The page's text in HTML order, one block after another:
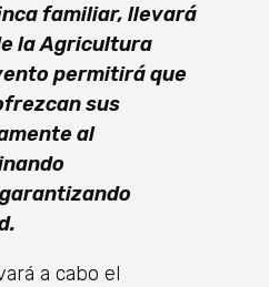
familiar, llevará
la Agricultura
permitirá que
sus
al
a cabo el